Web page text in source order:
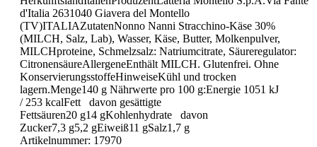
d'Italia 2631040 Giavera del Montello
(TV)ITALIAZutatenNonno Nanni Stracchino-Käse 30%
(MILCH, Salz, Lab), Wasser, Käse, Butter, Molkenpulver,
MILCHproteine, Schmelzsalz: Natriumcitrate, Säureregulator:
CitronensäureAllergeneEnthält MILCH. Glutenfrei. Ohne
KonservierungsstoffeHinweiseKühl und trocken
lagern.Menge140 g Nährwerte pro 100 g:Energie 1051 kJ
/ 253 kcalFett davon gesättigte
Fettsäuren20 g14 gKohlenhydrate davon
Zucker7,3 g5,2 gEiweiß11 gSalz1,7 g
Artikelnummer: 17970